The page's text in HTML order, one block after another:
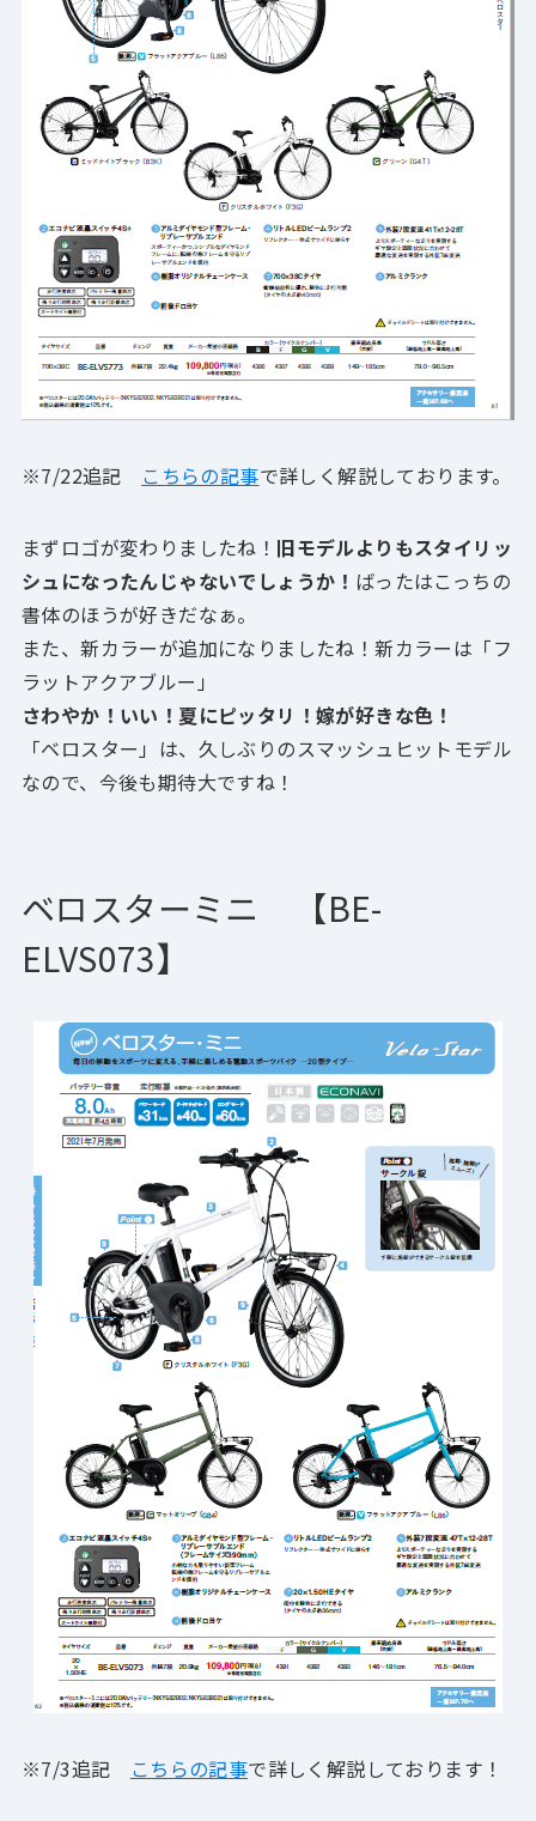
※7/22追記 こちらの記事で詳しく解説しております。
まずロゴが変わりましたね！ 旧モデルよりもスタイリッ
シュになったんじゃないでしょうか！ ばったはこっちの
書体のほうが好きだなぁ。
また、新カラーが追加になりましたね！新カラーは「フ
ラットアクアブルー」
さわやか！いい！夏にピッタリ！嫁が好きな色！
「ベロスター」は、久しぶりのスマッシュヒットモデル
なので、今後も期待大ですね！
ベロスターミニ 【BE-
ELVS073】
※7/3追記 こちらの記事で詳しく解説しております！